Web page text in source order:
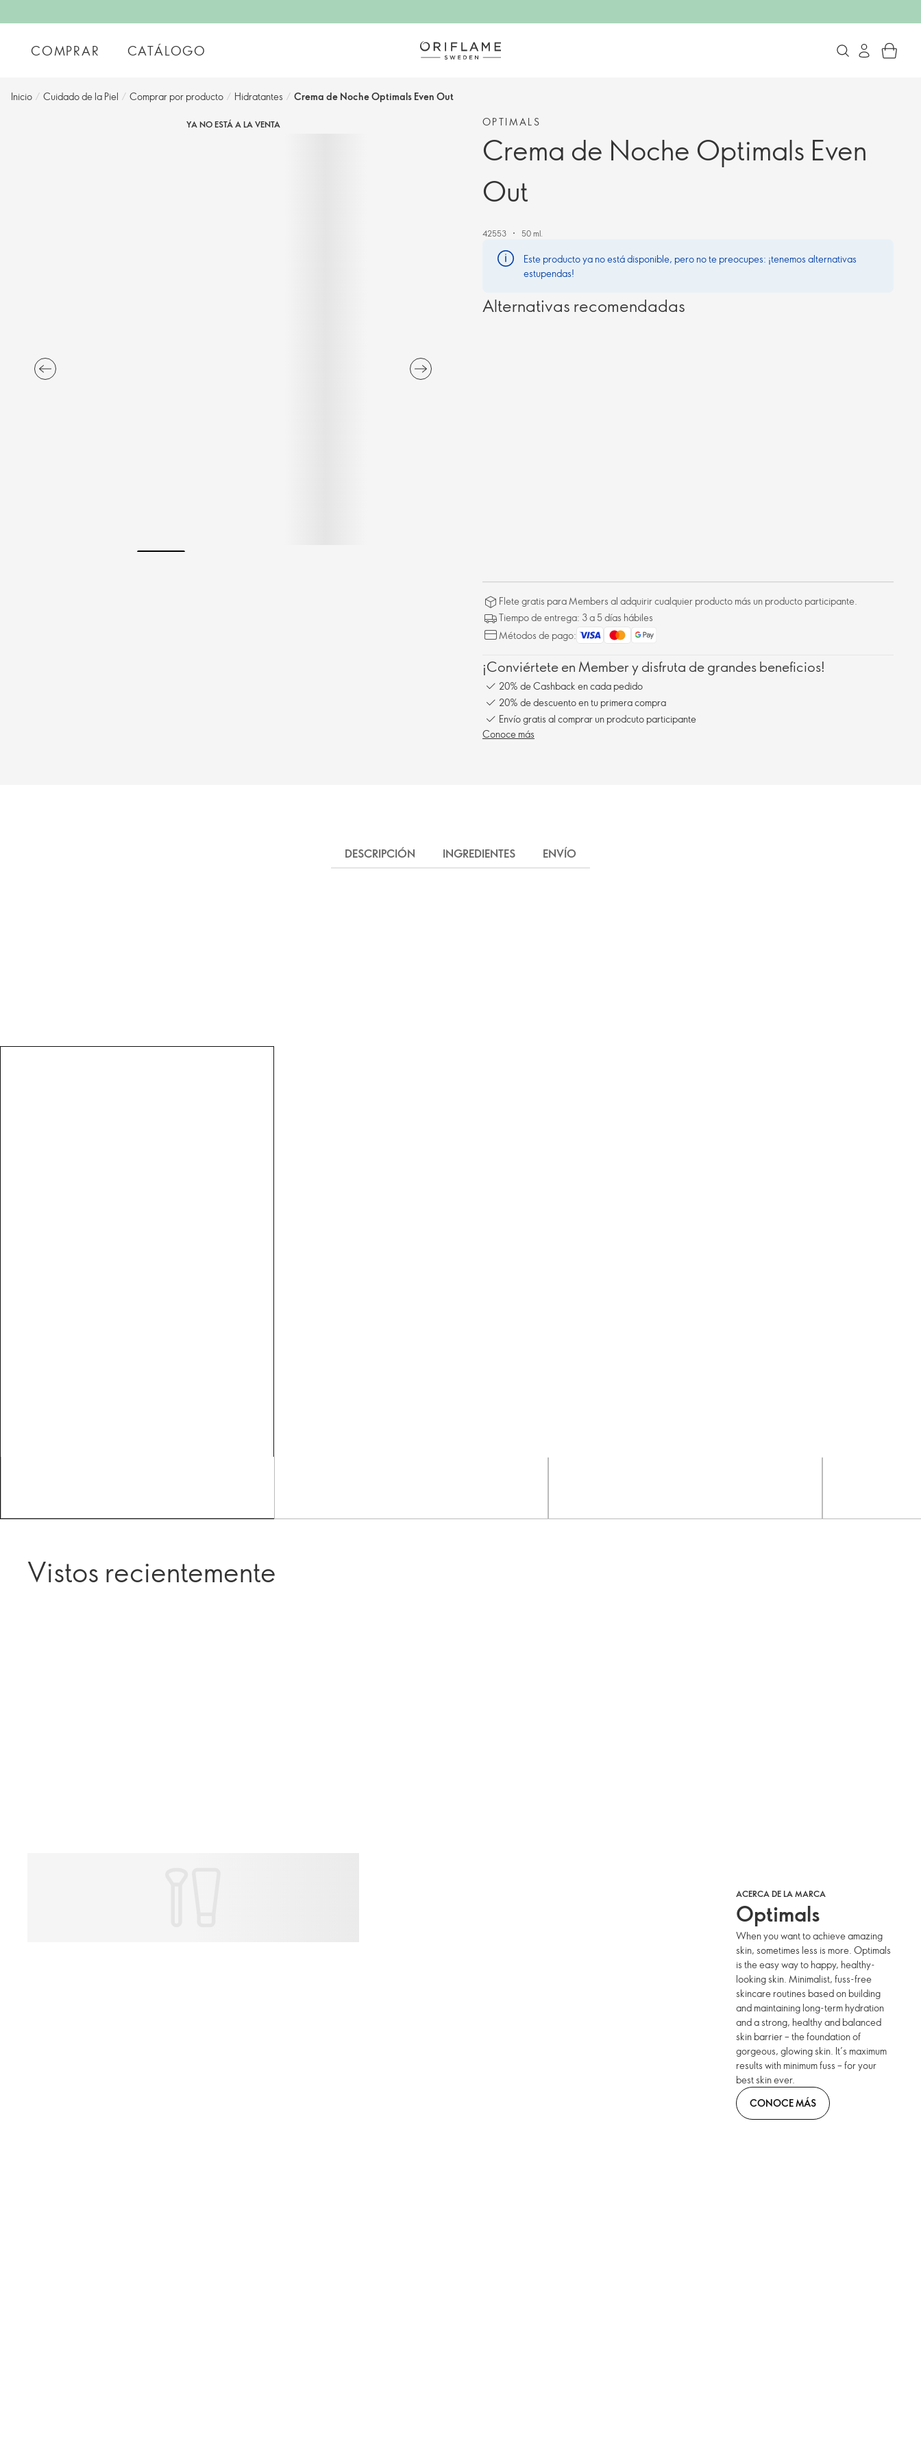
COMPRAR CATÁLOGO
Inicio / Cuidado de la Piel / Comprar por producto / Hidratantes / Crema de Noche Optimals Even Out
YA NO ESTÁ A LA VENTA OPTIMALS
Crema de Noche Optimals Even
Out
42553 50 ml.
Este producto ya no está disponible, pero no te preocupes: ¡tenemos alternativas
estupendas!
Alternativas recomendadas
Flete gratis para Members al adquirir cualquier producto más un producto participante.
Tiempo de entrega: 3 a 5 días hábiles
Métodos de pago:
¡Conviértete en Member y disfruta de grandes beneficios!
20% de Cashback en cada pedido
20% de descuento en tu primera compra
Envío gratis al comprar un prodcuto participante
Conoce más
DESCRIPCIÓN INGREDIENTES ENVÍO
Vistos recientemente
ACERCA DE LA MARCA
Optimals
When you want to achieve amazing
skin, sometimes less is more. Optimals
is the easy way to happy, healthy-
looking skin. Minimalist, fuss-free
skincare routines based on building
and maintaining long-term hydration
and a strong, healthy and balanced
skin barrier – the foundation of
gorgeous, glowing skin. It’s maximum
results with minimum fuss – for your
best skin ever.
CONOCE MÁS